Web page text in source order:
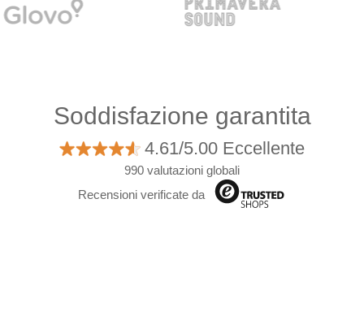
Soddisfazione garantita
4.61/5.00 Eccellente
990 valutazioni globali
Recensioni verificate da